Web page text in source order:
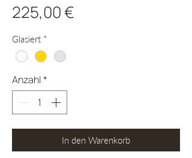
225,00 €
Glasiert *
Anzahl*
In den Warenkorb